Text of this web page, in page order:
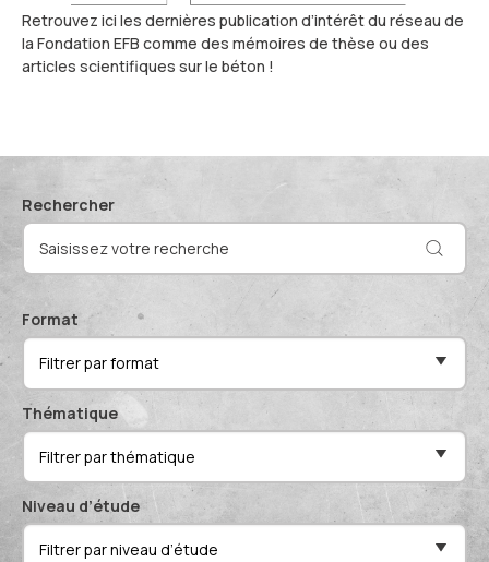
Conférences de professionnels
Proposer mes compétences
Retrouvez ici les dernières publication d’intérêt du réseau de
la Fondation EFB comme des mémoires de thèse ou des
articles scientifiques sur le béton !
Rechercher
Format
Filtrer par format
Thématique
Filtrer par thématique
Niveau d’étude
Filtrer par niveau d’étude